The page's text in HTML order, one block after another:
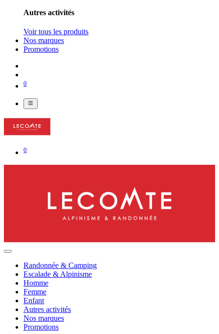
Autres activités
Voir tous les produits
Nos marques
Promotions
0
0
Randonnée & Camping
Escalade & Alpinisme
Homme
Femme
Enfant
Autres activités
Nos marques
Promotions